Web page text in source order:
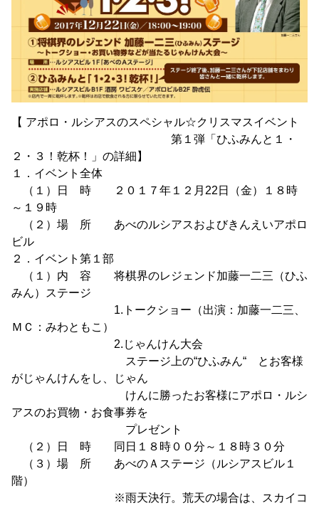
【 アポロ・ルシアスのスペシャル☆クリスマスイベント
第１弾「ひふみんと１・
２・３！乾杯！」の詳細】
１．イベント全体
（１）日 時 ２０１７年１２月22日（金）１８時
～１９時
（２）場 所 あべのルシアスおよびきんえいアポロ
ビル
２．イベント第１部
（１）内 容 将棋界のレジェンド加藤一二三（ひふ
みん）ステージ
1.トークショー（出演：加藤一二三、
ＭＣ：みわともこ）
2.じゃんけん大会
ステージ上の“ひふみん“ とお客様
がじゃんけんをし、じゃん
けんに勝ったお客様にアポロ・ルシ
アスのお買物・お食事券を
プレゼント
（２）日 時 同日１８時００分～１８時３０分
（３）場 所 あべのＡステージ（ルシアスビル１
階）
※雨天決行。荒天の場合は、スカイコ